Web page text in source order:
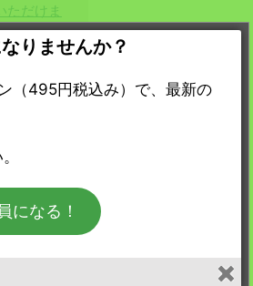
ただけま
い。
りませんか？
（495円税込み）で、最新の
になる！